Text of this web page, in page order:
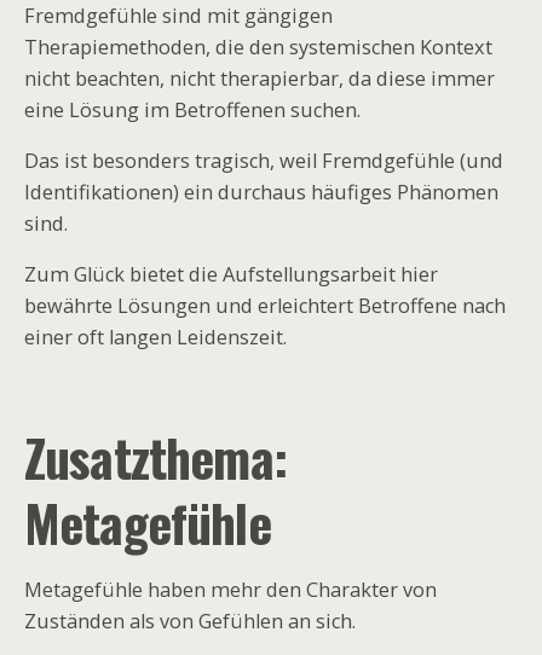
Fremdgefühle sind mit gängigen
Therapiemethoden, die den systemischen Kontext
nicht beachten, nicht therapierbar, da diese immer
eine Lösung im Betroffenen suchen.
Das ist besonders tragisch, weil Fremdgefühle (und
Identifikationen) ein durchaus häufiges Phänomen
sind.
Zum Glück bietet die Aufstellungsarbeit hier
bewährte Lösungen und erleichtert Betroffene nach
einer oft langen Leidenszeit.
Zusatzthema:
Metagefühle
Metagefühle haben mehr den Charakter von
Zuständen als von Gefühlen an sich.